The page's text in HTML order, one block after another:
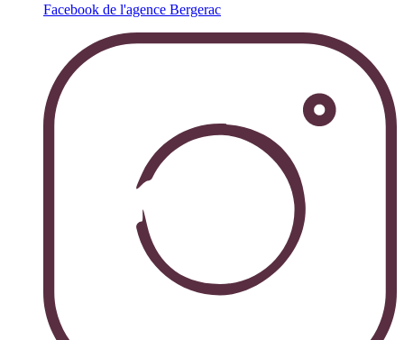
Facebook de l'agence Bergerac